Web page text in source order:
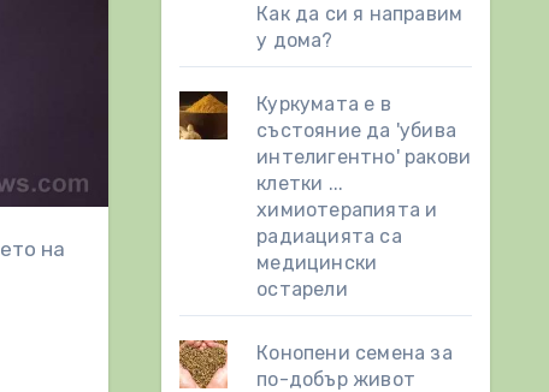
Как да си я направим
у дома?
Куркумата е в
състояние да 'убива
интелигентно' ракови
клетки ...
химиотерапията и
радиацията са
медицински
остарели
Конопени семена за
по-добър живот